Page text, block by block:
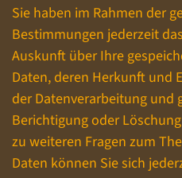
Sie haben im Rahmen der
Bestimmungen jederzeit
Auskunft über Ihre
Daten, deren Herkunft und
der Datenverarbeitung und
Berichtigung oder
zu weiteren Fragen zum
Daten können Sie sich